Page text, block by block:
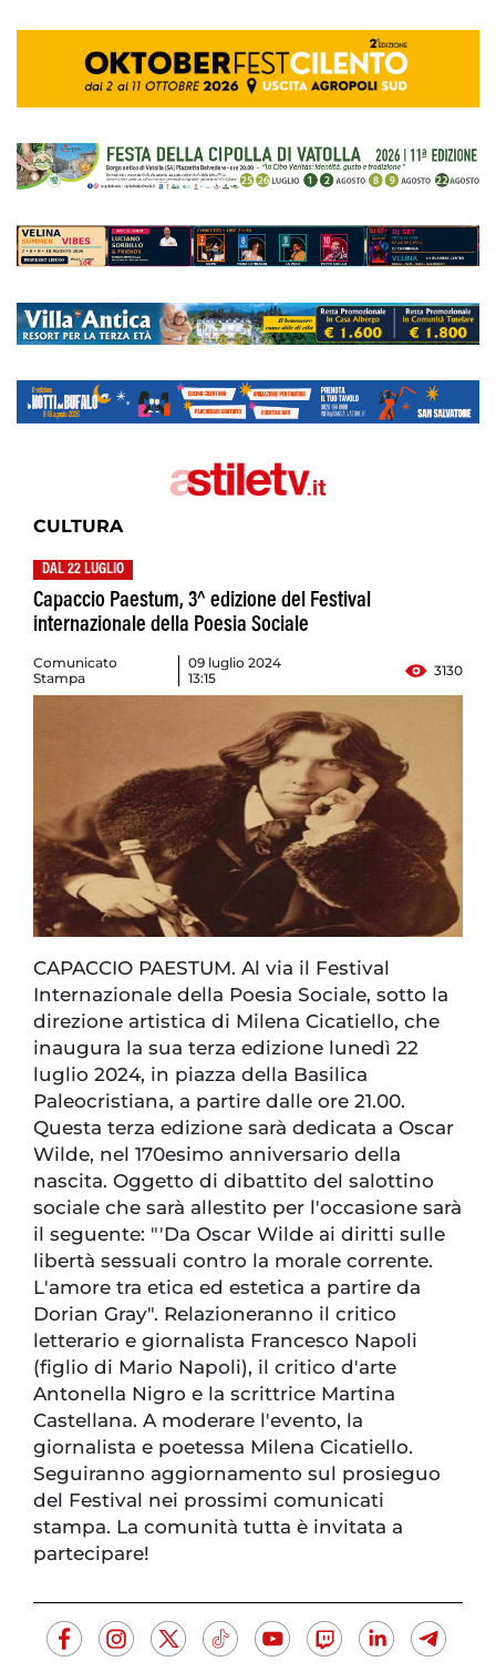
CULTURA
DAL 22 LUGLIO
Capaccio Paestum, 3^ edizione del Festival
internazionale della Poesia Sociale
Comunicato
Stampa
09 luglio 2024
13:15
3130
CAPACCIO PAESTUM. Al via il Festival
Internazionale della Poesia Sociale, sotto la
direzione artistica di Milena Cicatiello, che
inaugura la sua terza edizione lunedì 22
luglio 2024, in piazza della Basilica
Paleocristiana, a partire dalle ore 21.00.
Questa terza edizione sarà dedicata a Oscar
Wilde, nel 170esimo anniversario della
nascita. Oggetto di dibattito del salottino
sociale che sarà allestito per l'occasione sarà
il seguente: "'Da Oscar Wilde ai diritti sulle
libertà sessuali contro la morale corrente.
L'amore tra etica ed estetica a partire da
Dorian Gray". Relazioneranno il critico
letterario e giornalista Francesco Napoli
(figlio di Mario Napoli), il critico d'arte
Antonella Nigro e la scrittrice Martina
Castellana. A moderare l'evento, la
giornalista e poetessa Milena Cicatiello.
Seguiranno aggiornamento sul prosieguo
del Festival nei prossimi comunicati
stampa. La comunità tutta è invitata a
partecipare!